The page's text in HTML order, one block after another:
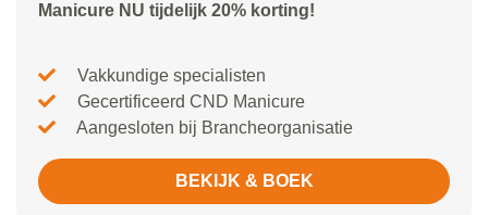
Manicure NU tijdelijk 20% korting!
Vakkundige specialisten
Gecertificeerd CND Manicure
Aangesloten bij Brancheorganisatie
BEKIJK & BOEK